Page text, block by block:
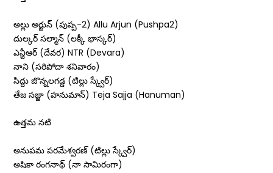
అల్లు అర్జున్‌ (పుష్ప-2) Allu Arjun (Pushpa2)
దుల్కర్‌ సల్మాన్‌ (లక్కీ భాస్కర్‌)
ఎన్టీఆర్‌ (దేవర) NTR (Devara)
నాని (సరిపోదా శనివారం)
సిద్దు జొన్నలగడ్డ (టిల్లు స్క్వేర్‌)
తేజ సజ్జా (హనుమాన్‌) Teja Sajja (Hanuman)
ఉత్తమ నటి
అనుపమ పరమేశ్వరణ్‌ (టిల్లు స్క్వేర్‌)
అషికా రంగనాథ్‌ (నా సామిరంగా)